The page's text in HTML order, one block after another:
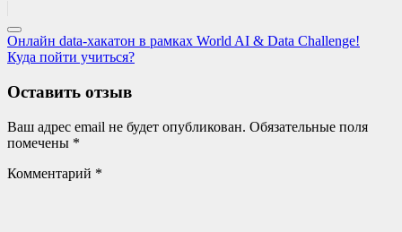
Навигация
по
записям
Previous
Post:
Онлайн data-хакатон в рамках World AI & Data Challenge!
Next
Куда пойти учиться?
Оставить отзыв
Ваш адрес email не будет опубликован. Обязательные поля
помечены *
Комментарий *